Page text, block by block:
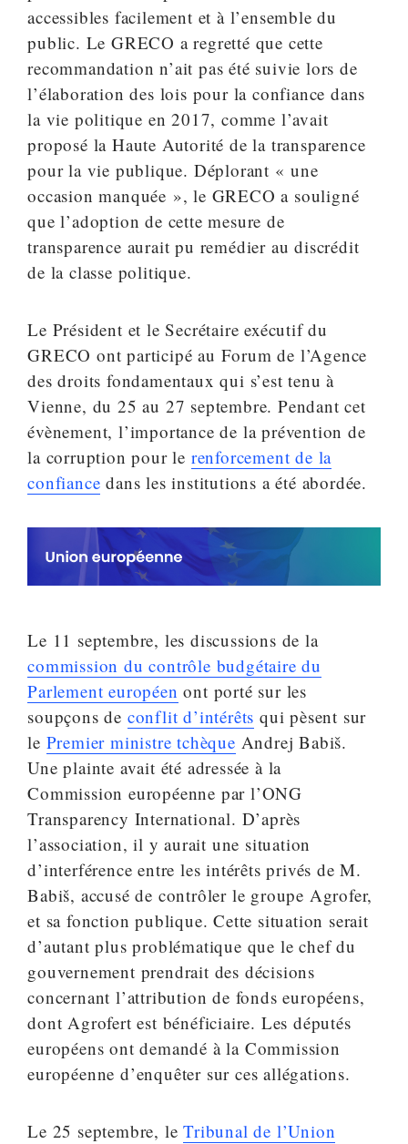
accessibles facilement et à l’ensemble du
public. Le GRECO a regretté que cette
recommandation n’ait pas été suivie lors de
l’élaboration des lois pour la confiance dans
la vie politique en 2017, comme l’avait
proposé la Haute Autorité de la transparence
pour la vie publique. Déplorant « une
occasion manquée », le GRECO a souligné
que l’adoption de cette mesure de
transparence aurait pu remédier au discrédit
de la classe politique.
Le Président et le Secrétaire exécutif du
GRECO ont participé au Forum de l’Agence
des droits fondamentaux qui s’est tenu à
Vienne, du 25 au 27 septembre. Pendant cet
évènement, l’importance de la prévention de
la corruption pour le renforcement de la
confiance dans les institutions a été abordée.
Le 11 septembre, les discussions de la
commission du contrôle budgétaire du
Parlement européen ont porté sur les
soupçons de conflit d’intérêts qui pèsent sur
le Premier ministre tchèque Andrej Babiš.
Une plainte avait été adressée à la
Commission européenne par l’ONG
Transparency International. D’après
l’association, il y aurait une situation
d’interférence entre les intérêts privés de M.
Babiš, accusé de contrôler le groupe Agrofer,
et sa fonction publique. Cette situation serait
d’autant plus problématique que le chef du
gouvernement prendrait des décisions
concernant l’attribution de fonds européens,
dont Agrofert est bénéficiaire. Les députés
européens ont demandé à la Commission
européenne d’enquêter sur ces allégations.
Le 25 septembre, leTribunal de l’Union